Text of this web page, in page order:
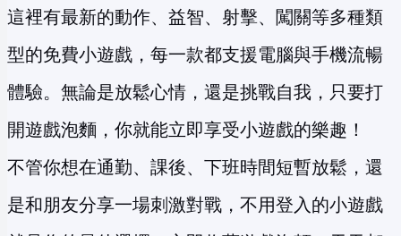
這裡有最新的動作、益智、射擊、闖關等多種類
型的免費小遊戲，每一款都支援電腦與手機流暢
體驗。無論是放鬆心情，還是挑戰自我，只要打
開遊戲泡麵，你就能立即享受小遊戲的樂趣！
不管你想在通勤、課後、下班時間短暫放鬆，還
是和朋友分享一場刺激對戰，不用登入的小遊戲